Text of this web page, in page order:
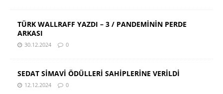
TÜRK WALLRAFF YAZDI – 3 / PANDEMİNİN PERDE
ARKASI
30.12.2024 0
SEDAT SİMAVİ ÖDÜLLERİ SAHİPLERİNE VERİLDİ
12.12.2024 0